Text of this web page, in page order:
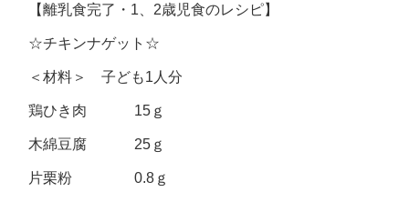
【離乳食完了・1、2歳児食のレシピ】
☆チキンナゲット☆
＜材料＞ 子ども1人分
鶏ひき肉 15ｇ
木綿豆腐 25ｇ
片栗粉 0.8ｇ